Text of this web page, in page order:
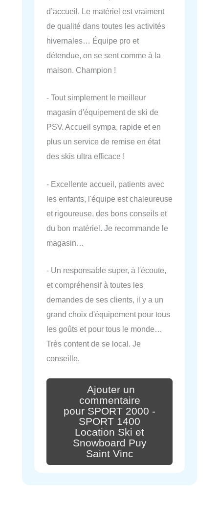
d’accueil. Le matériel est vraiment
de qualité dans toutes les activités
hivernales… Équipe pro et
détendue, on se sent comme à la
maison. Champion !
- Tout simplement le meilleur
magasin d'équipement de ski de
PSV. Accueil sympa, rapide et en
plus un service de remise en état
des skis ultra efficace !
- Excellente accueil, patients avec
les enfants, l'équipe est chaleureuse
et rigoureuse, des bons conseils et
du bon matériel. Je recommande le
magasin…
- Un responsable super, à l'écoute,
et compréhensif à toutes les
demandes de ses clients, il y a un
grand choix d'équipement pour tous
les goûts et pour tous le monde…
Très content de se local. Je
conseille.
Ajouter un
commentaire
pour SPORT 2000 -
SPORT 1400
Location Ski et
Snowboard Puy
Saint Vinc